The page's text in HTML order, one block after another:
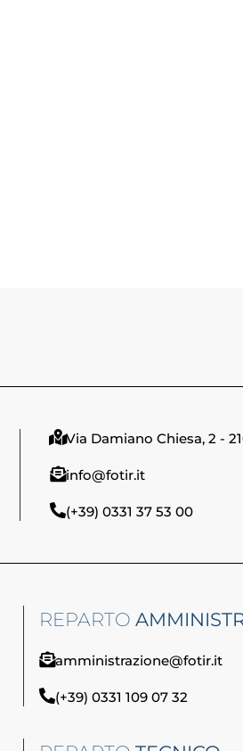
Via Damiano Chiesa, 2 -
info@fotir.it
(+39) 0331 37 53 00
REPARTO
amministrazione@fotir.it
(+39) 0331 109 07 32